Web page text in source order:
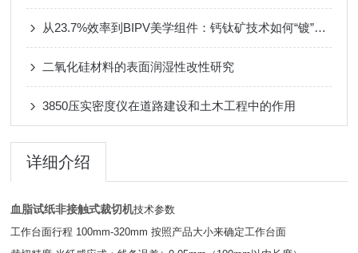
从23.7%效率到BIPV美学组件：钙钛矿技术如何“镀”上色彩与未来？
二氧化硅材料的表面润湿性改性研究
3850压实密度仪在道路建设和土木工程中的作用
详细介绍
血脂试纸非接触式裁切机技术参数
工作台面行程 100mm-320mm 按照产品大小来确定工作台面